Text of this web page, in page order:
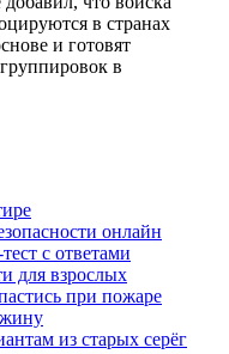
в странах
и готовят
в
онлайн
с ответами
для взрослых
при пожаре
из старых серёг